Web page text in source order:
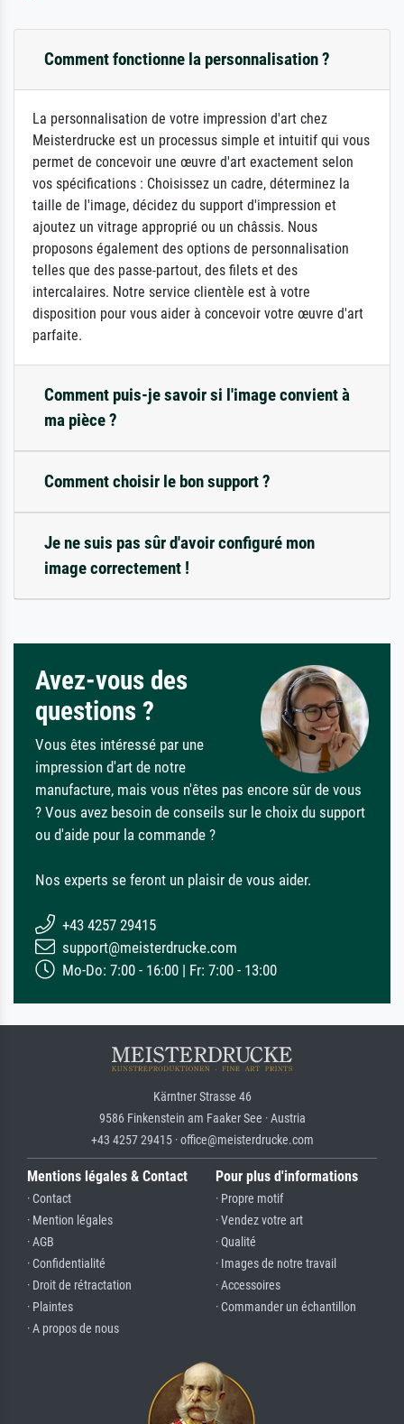
Comment fonctionne la personnalisation ?
La personnalisation de votre impression d'art chez
Meisterdrucke est un processus simple et intuitif qui vous
permet de concevoir une œuvre d'art exactement selon
vos spécifications : Choisissez un cadre, déterminez la
taille de l'image, décidez du support d'impression et
ajoutez un vitrage approprié ou un châssis. Nous
proposons également des options de personnalisation
telles que des passe-partout, des filets et des
intercalaires. Notre service clientèle est à votre
disposition pour vous aider à concevoir votre œuvre d'art
parfaite.
Comment puis-je savoir si l'image convient à
ma pièce ?
Comment choisir le bon support ?
Je ne suis pas sûr d'avoir configuré mon
image correctement !
Avez-vous des
questions ?
Vous êtes intéressé par une
impression d'art de notre
manufacture, mais vous n'êtes pas encore sûr de vous
? Vous avez besoin de conseils sur le choix du support
ou d'aide pour la commande ?
Nos experts se feront un plaisir de vous aider.
+43 4257 29415
support@meisterdrucke.com
Mo-Do: 7:00 - 16:00 | Fr: 7:00 - 13:00
Kärntner Strasse 46
9586 Finkenstein am Faaker See · Austria
+43 4257 29415 · office@meisterdrucke.com
Mentions légales & Contact
· Contact
· Mention légales
· AGB
· Confidentialité
· Droit de rétractation
· Plaintes
· A propos de nous
Pour plus d'informations
· Propre motif
· Vendez votre art
· Qualité
· Images de notre travail
· Accessoires
· Commander un échantillon